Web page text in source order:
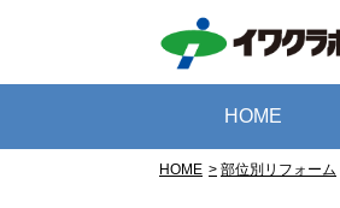
HOME
HOME 部位別リフォーム